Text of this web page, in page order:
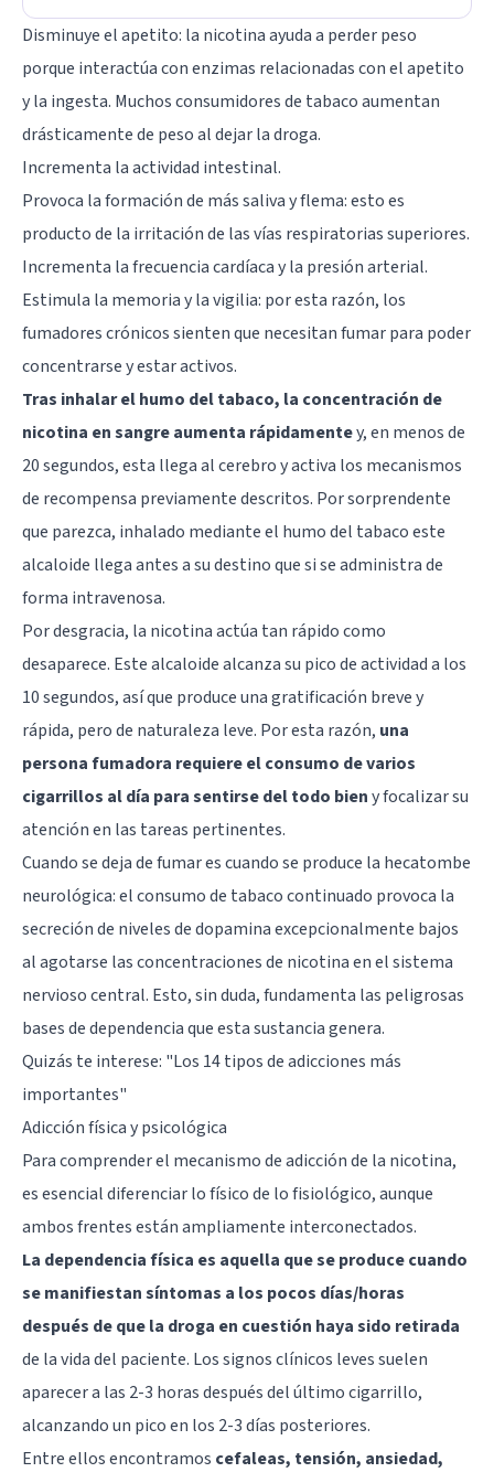
Disminuye el apetito: la nicotina ayuda a perder peso
porque interactúa con enzimas relacionadas con el apetito
y la ingesta. Muchos consumidores de tabaco aumentan
drásticamente de peso al dejar la droga.
Incrementa la actividad intestinal.
Provoca la formación de más saliva y flema: esto es
producto de la irritación de las vías respiratorias superiores.
Incrementa la frecuencia cardíaca y la presión arterial.
Estimula la memoria y la vigilia: por esta razón, los
fumadores crónicos sienten que necesitan fumar para poder
concentrarse y estar activos.
Tras inhalar el humo del tabaco, la concentración de
nicotina en sangre aumenta rápidamentey, en menos de
20 segundos, esta llega al cerebro y activa los mecanismos
de recompensa previamente descritos. Por sorprendente
que parezca, inhalado mediante el humo del tabaco este
alcaloide llega antes a su destino que si se administra de
forma intravenosa.
Por desgracia, la nicotina actúa tan rápido como
desaparece. Este alcaloide alcanza su pico de actividad a los
10 segundos, así que produce una gratificación breve y
rápida, pero de naturaleza leve. Por esta razón, una
persona fumadora requiere el consumo de varios
cigarrillos al día para sentirse del todo bieny focalizar su
atención en las tareas pertinentes.
Cuando se deja de fumar es cuando se produce la hecatombe
neurológica: el consumo de tabaco continuado provoca la
secreción de niveles de dopamina excepcionalmente bajos
al agotarse las concentraciones de nicotina en el sistema
nervioso central. Esto, sin duda, fundamenta las peligrosas
bases de dependencia que esta sustancia genera.
Quizás te interese: "Los 14 tipos de adicciones más
importantes"
Adicción física y psicológica
Para comprender el mecanismo de adicción de la nicotina,
es esencial diferenciar lo físico de lo fisiológico, aunque
ambos frentes están ampliamente interconectados.
La dependencia física es aquella que se produce cuando
se manifiestan síntomas a los pocos días/horas
después de que la droga en cuestión haya sido retirada
de la vida del paciente. Los signos clínicos leves suelen
aparecer a las 2-3 horas después del último cigarrillo,
alcanzando un pico en los 2-3 días posteriores.
Entre ellos encontramos cefaleas, tensión, ansiedad,